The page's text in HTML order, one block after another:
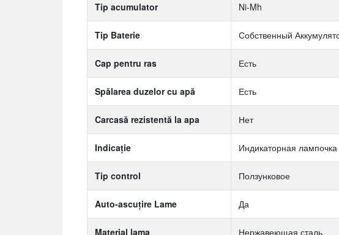
Tip acumulator Ni-Mh
Tip Baterie Собственный
Cap pentru ras Есть
Spălarea duzelor cu apă Есть
Carcasă rezistentă la apa Нет
Indicaţie Индикаторная лампочка
Tip control Ползунковое
Auto-ascuțire Lame Да
Material lama Нержавеющая сталь